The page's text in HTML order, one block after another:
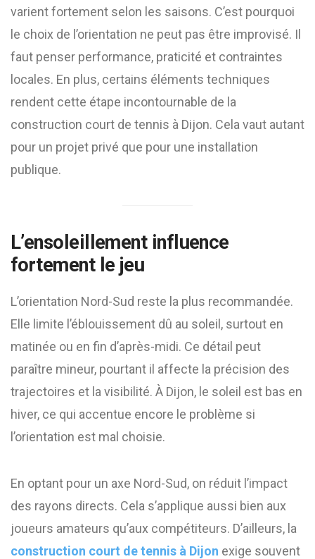
varient fortement selon les saisons. C’est pourquoi
le choix de l’orientation ne peut pas être improvisé. Il
faut penser performance, praticité et contraintes
locales. En plus, certains éléments techniques
rendent cette étape incontournable de la
construction court de tennis à Dijon. Cela vaut autant
pour un projet privé que pour une installation
publique.
L’ensoleillement influence
fortement le jeu
L’orientation Nord-Sud reste la plus recommandée.
Elle limite l’éblouissement dû au soleil, surtout en
matinée ou en fin d’après-midi. Ce détail peut
paraître mineur, pourtant il affecte la précision des
trajectoires et la visibilité. À Dijon, le soleil est bas en
hiver, ce qui accentue encore le problème si
l’orientation est mal choisie.
En optant pour un axe Nord-Sud, on réduit l’impact
des rayons directs. Cela s’applique aussi bien aux
joueurs amateurs qu’aux compétiteurs. D’ailleurs, la
construction court de tennis à Dijon exige souvent